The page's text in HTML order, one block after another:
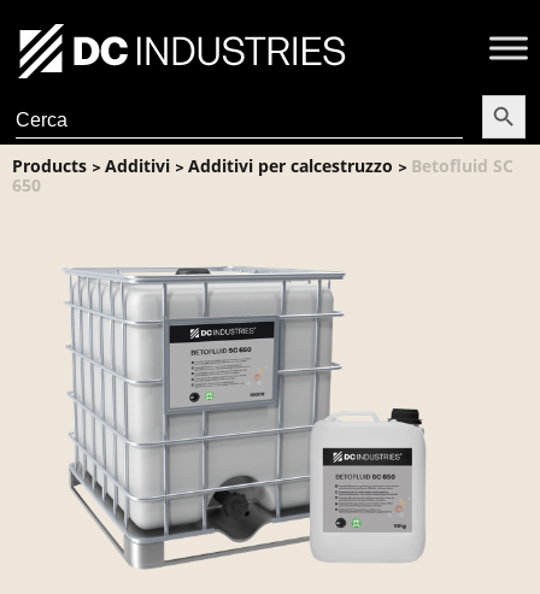
Search
for:
Search
Products > Additivi > Additivi per calcestruzzo > Betofluid SC
650